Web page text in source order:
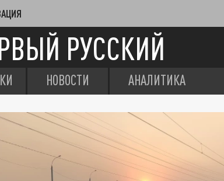
РУССКИЙ
НОВОСТИ АНАЛИТИКА